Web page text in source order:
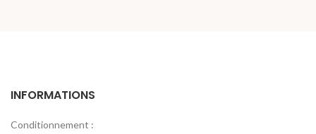
INFORMATIONS
Conditionnement :